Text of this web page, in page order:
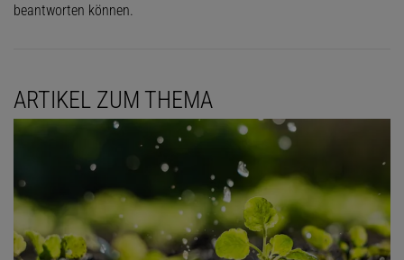
beantworten können.
ARTIKEL ZUM THEMA